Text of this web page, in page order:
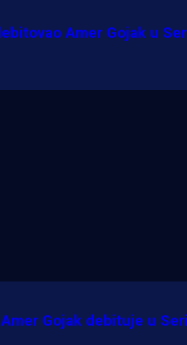
Omerovića:
tri minute!
Amer Gojak u
Gojak debituje u